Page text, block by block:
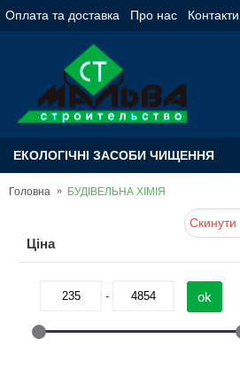
Оплата та доставка Про нас Контакти
ЕКОЛОГІЧНІ ЗАСОБИ ЧИЩЕННЯ
Головна БУДІВЕЛЬНА ХІМІЯ
Скинути
Цiна
-